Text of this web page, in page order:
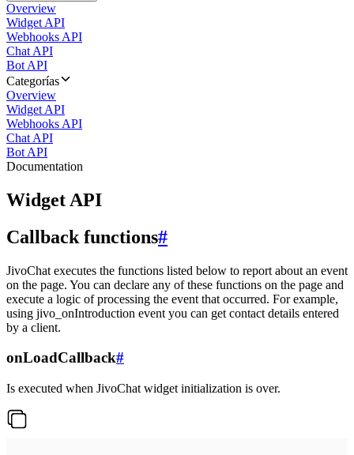
Overview
Widget API
Webhooks API
Chat API
Bot API
Categorías
Overview
Widget API
Webhooks API
Chat API
Bot API
Documentation
Widget API
Callback functions#
JivoChat executes the functions listed below to report about an event
on the page. You can declare any of these functions on the page and
execute a logic of processing the event that occurred. For example,
using jivo_onIntroduction event you can get contact details entered
by a client.
onLoadCallback#
Is executed when JivoChat widget initialization is over.